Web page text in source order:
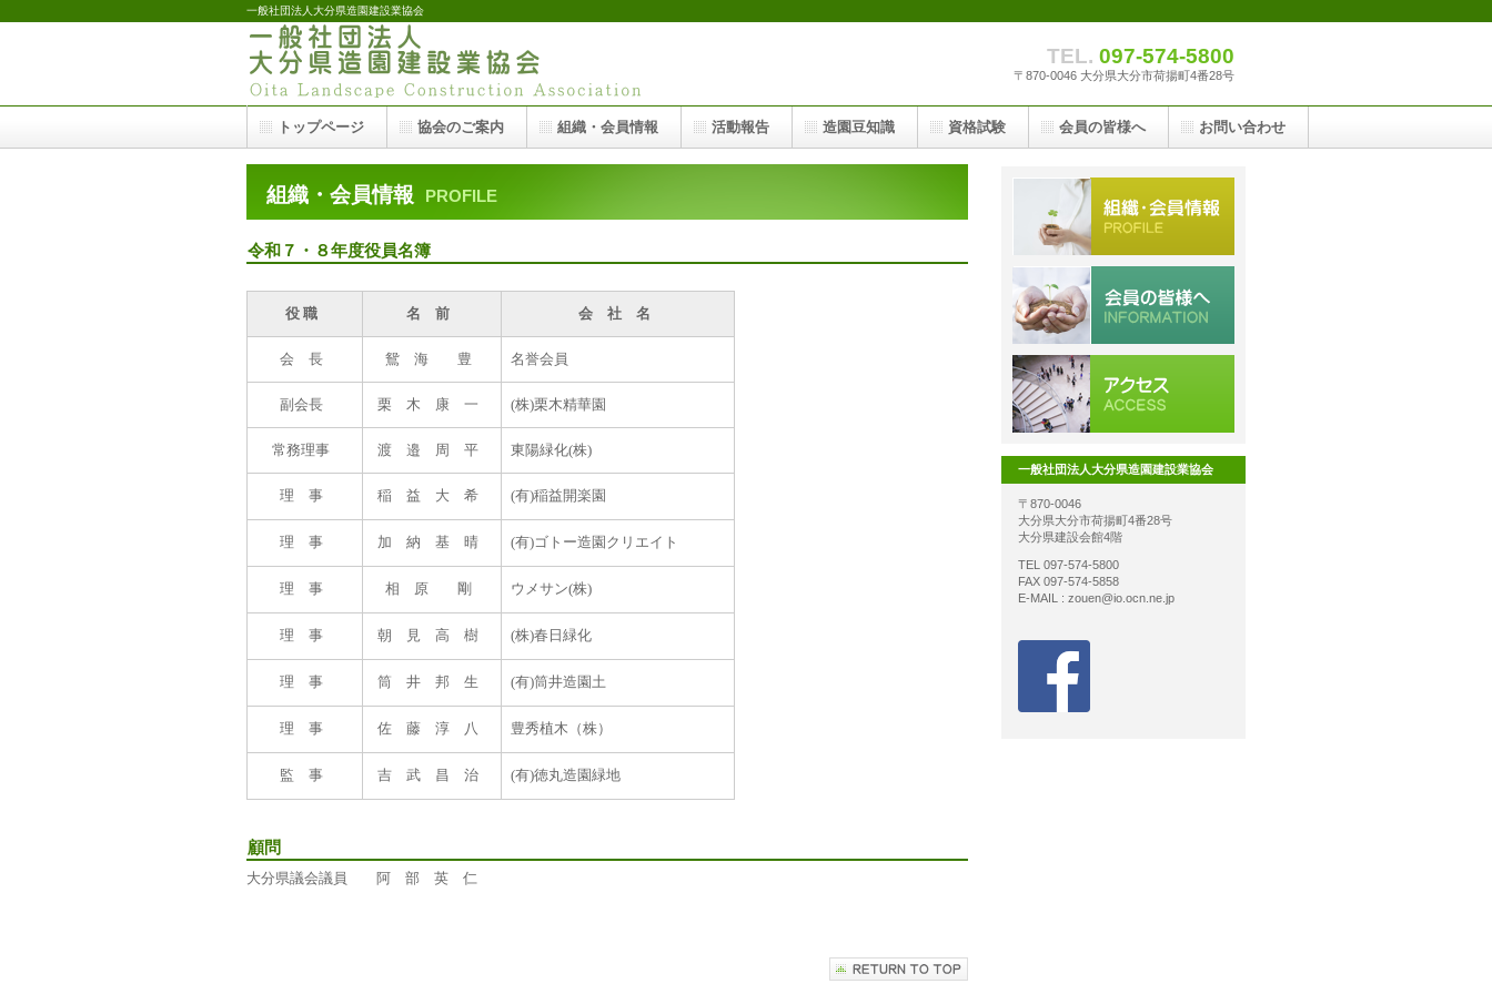
一般社団法人大分県造園建設業協会
TEL. 097-574-5800
〒870-0046 大分県大分市荷揚町4番28号
組織・会員情報 PROFILE
令和７・８年度役員名簿
役 職 名 前 会 社 名
会 長 鴛 海 豊 名誉会員
副会長 栗 木 康 一 (株)栗木精華園
常務理事 渡 邉 周 平 東陽緑化(株)
理 事 稲 益 大 希 (有)稲益開楽園
理 事 加 納 基 晴 (有)ゴトー造園クリエイト
理 事 相 原 剛 ウメサン(株)
理 事 朝 見 高 樹 (株)春日緑化
理 事 筒 井 邦 生 (有)筒井造園土
理 事 佐 藤 淳 八 豊秀植木（株）
監 事 吉 武 昌 治 (有)徳丸造園緑地
顧問
大分県議会議員 阿 部 英 仁
トップページ 協会のご案内 組織・会員情報 活動報告 造園豆知識 資格試験 会員の皆様へ お問い合わせ
一般社団法人大分県造園建設業協会
〒870-0046
大分県大分市荷揚町4番28号
大分県建設会館4階
TEL 097-574-5800
FAX 097-574-5858
E-MAIL : zouen@io.ocn.ne.jp